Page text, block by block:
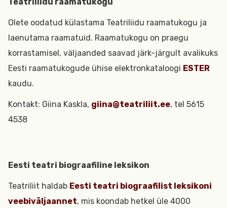
Olete oodatud külastama Teatriliidu raamatukogu ja
laenutama raamatuid. Raamatukogu on praegu
korrastamisel, väljaanded saavad järk-järgult avalikuks
Eesti raamatukogude ühise elektronkataloogi ESTER
kaudu.
Kontakt: Giina Kaskla, giina@teatriliit.ee, tel 5615
4538
Eesti teatri biograafiline leksikon
Teatriliit haldab Eesti teatri biograafilist leksikoni
veebiväljaannet, mis koondab hetkel üle 4000